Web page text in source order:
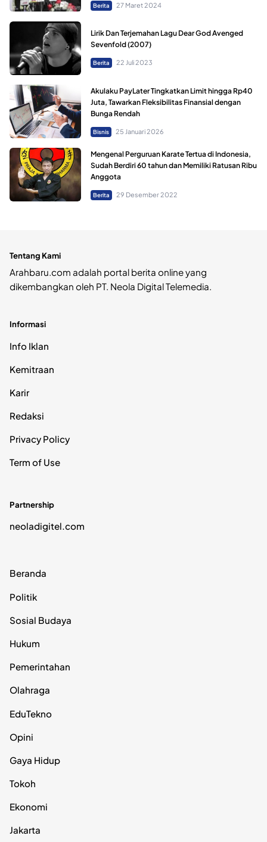
Berita 27 Maret 2024
Lirik Dan Terjemahan Lagu Dear God Avenged
Sevenfold (2007)
Berita 22 Juli 2023
Akulaku PayLater Tingkatkan Limit hingga Rp40
Juta, Tawarkan Fleksibilitas Finansial dengan
Bunga Rendah
Bisnis 25 Januari 2026
Mengenal Perguruan Karate Tertua di Indonesia,
Sudah Berdiri 60 tahun dan Memiliki Ratusan Ribu
Anggota
Berita 29 Desember 2022
Tentang Kami
Arahbaru.com adalah portal berita online yang
dikembangkan oleh PT. Neola Digital Telemedia.
Informasi
Info Iklan
Kemitraan
Karir
Redaksi
Privacy Policy
Term of Use
Partnership
neoladigitel.com
Beranda
Politik
Sosial Budaya
Hukum
Pemerintahan
Olahraga
EduTekno
Opini
Gaya Hidup
Tokoh
Ekonomi
Jakarta